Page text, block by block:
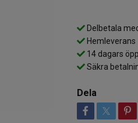
Delbetala
Hemleverans
14 dagars
Säkra
Dela